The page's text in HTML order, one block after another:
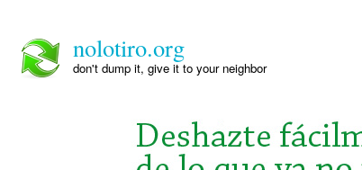
nolotiro.org
don't dump it, give it to your neighbor